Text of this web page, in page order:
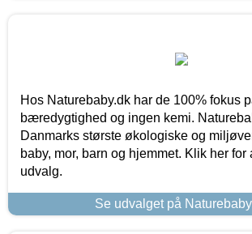
Hos Naturebaby.dk har de 100% fokus
bæredygtighed og ingen kemi.
Danmarks største økologiske og
baby, mor, barn og hjemmet. Klik her for
udvalg.
Se udvalget på